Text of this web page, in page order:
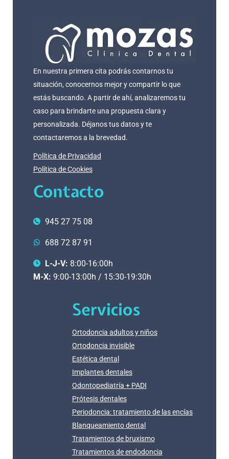
En nuestra primera cita podrás contarnos tu
situación, conocernos mejor y compartir lo que
estás buscando. A partir de ahí, analizaremos tu
caso para brindarte una propuesta clara y
personalizada. Déjanos tus datos y te
contactaremos a la brevedad.
Política de Privacidad
Política de Cookies
Contacto
945 27 75 08
688 72 87 91
L-J-V: 8:00-16:00h
M-X: 9:00-13:00h / 15:30-19:30h
Servicios
Ortodoncia adultos y niños
Ortodoncia invisible
Estética dental
Implantes dentales
Odontopediatría + PADI
Prótesis dentales
Periodoncia: tratamiento de las encías
Blanqueamiento dental
Tratamientos de bruxismo
Tratamientos de endodoncia